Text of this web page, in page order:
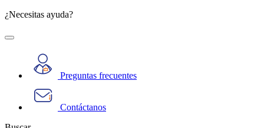
¿Necesitas ayuda?
Preguntas frecuentes
Contáctanos